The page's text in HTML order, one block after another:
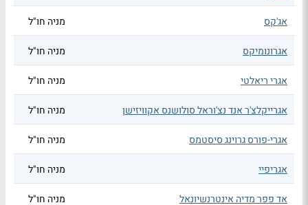
אג'קס מניה חו"ל
אגרונומיקס מניה חו"ל
אגרי ריאלטי מניה חו"ל
אגרייקלצ'ר אנד נצ'וראל סולושנס אקוויזישן מניה חו"ל
אגרי-פורס גרוינג סיסטמס מניה חו"ל
אגריפיי מניה חו"ל
אד פפר מדיה אינטרנשיונאל מניה חו"ל